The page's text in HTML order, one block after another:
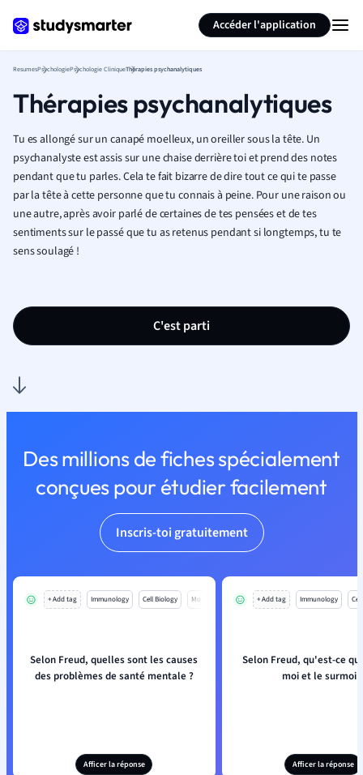
Accéder l'application
ResumesPsychologiePsychologie CliniqueThérapies psychanalytiques
Thérapies psychanalytiques
Tu es allongé sur un canapé moelleux, un oreiller sous la tête. Un
psychanalyste est assis sur une chaise derrière toi et prend des notes
pendant que tu parles. Cela te fait bizarre de dire tout ce qui te passe
par la tête à cette personne que tu connais à peine. Pour une raison ou
une autre, après avoir parlé de certaines de tes pensées et de tes
sentiments sur le passé que tu as retenus pendant si longtemps, tu te
sens soulagé !
C'est parti
Des millions de fiches spécialement
conçues pour étudier facilement
Inscris-toi gratuitement
+ Add tag Immunology Cell Biology Mo
Selon Freud, quelles sont les causes
des problèmes de santé mentale ?
Afficer la réponse
+ Add tag Immunology
Selon Freud, qu'est-ce
moi et le surmoi ?
Afficer la réponse
Résumer la page